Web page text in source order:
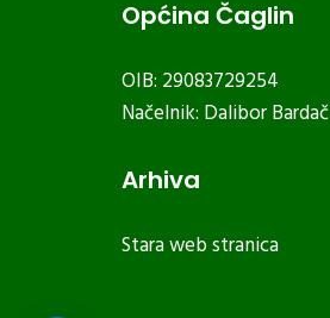
Općina Čaglin
OIB: 29083729254
Načelnik: Dalibor Bardač
Arhiva
Stara web stranica